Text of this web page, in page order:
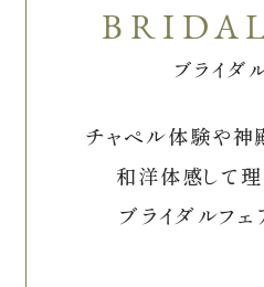
ブライダ
チャペル体験や神
和洋体感して理
ブライダルフェ